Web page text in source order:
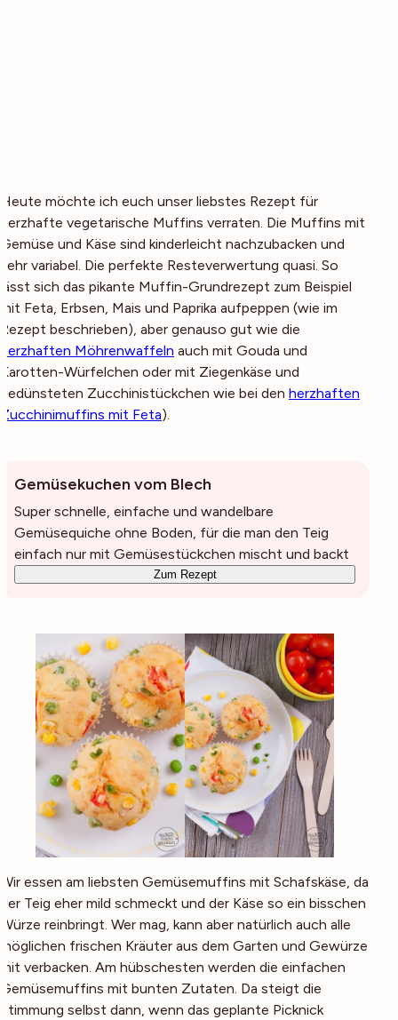
Heute möchte ich euch unser liebstes Rezept für
herzhafte vegetarische Muffins verraten. Die Muffins mit
Gemüse und Käse sind kinderleicht nachzubacken und
sehr variabel. Die perfekte Resteverwertung quasi. So
lässt sich das pikante Muffin-Grundrezept zum Beispiel
mit Feta, Erbsen, Mais und Paprika aufpeppen (wie im
Rezept beschrieben), aber genauso gut wie die
herzhaften Möhrenwaffeln auch mit Gouda und
Karotten-Würfelchen oder mit Ziegenkäse und
gedünsteten Zucchinistückchen wie bei den herzhaften
Zucchinimuffins mit Feta).
Gemüsekuchen vom Blech
Super schnelle, einfache und wandelbare
Gemüsequiche ohne Boden, für die man den Teig
einfach nur mit Gemüsestückchen mischt und backt
Zum Rezept
Wir essen am liebsten Gemüsemuffins mit Schafskäse, da
der Teig eher mild schmeckt und der Käse so ein bisschen
Würze reinbringt. Wer mag, kann aber natürlich auch alle
möglichen frischen Kräuter aus dem Garten und Gewürze
mit verbacken. Am hübschesten werden die einfachen
Gemüsemuffins mit bunten Zutaten. Da steigt die
Stimmung selbst dann, wenn das geplante Picknick